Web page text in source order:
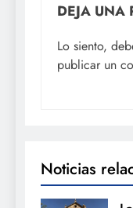
DEJA UNA
Lo siento,
publicar un
Noticias